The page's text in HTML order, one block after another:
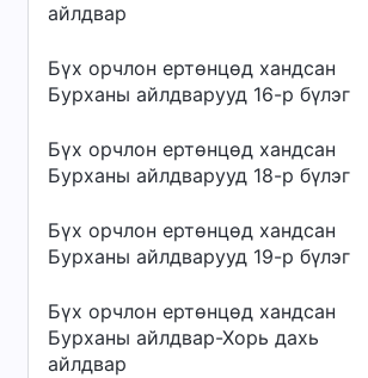
айлдвар
Бүх орчлон ертөнцөд хандсан
Бурханы айлдварууд 16-р бүлэг
Бүх орчлон ертөнцөд хандсан
Бурханы айлдварууд 18-р бүлэг
Бүх орчлон ертөнцөд хандсан
Бурханы айлдварууд 19-р бүлэг
Бүх орчлон ертөнцөд хандсан
Бурханы айлдвар-Хорь дахь
айлдвар